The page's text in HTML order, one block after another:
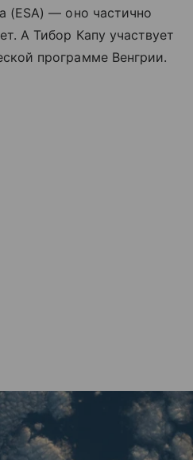
(ESA) — оно частично
А Тибор Капу участвует
программе Венгрии.